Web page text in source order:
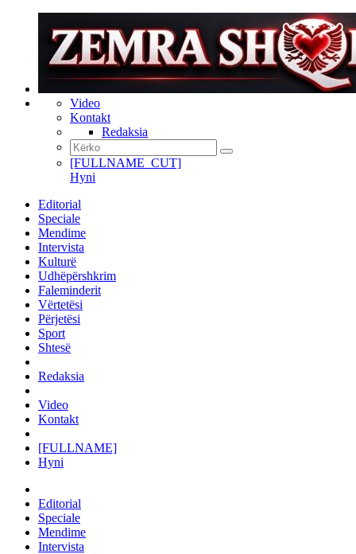
Video
Kontakt
Redaksia
[FULLNAME_CUT]
Hyni
Editorial
Speciale
Mendime
Intervista
Kulturë
Udhëpërshkrim
Faleminderit
Vërtetësi
Përjetësi
Sport
Shtesë
Redaksia
Video
Kontakt
[FULLNAME]
Hyni
Editorial
Speciale
Mendime
Intervista